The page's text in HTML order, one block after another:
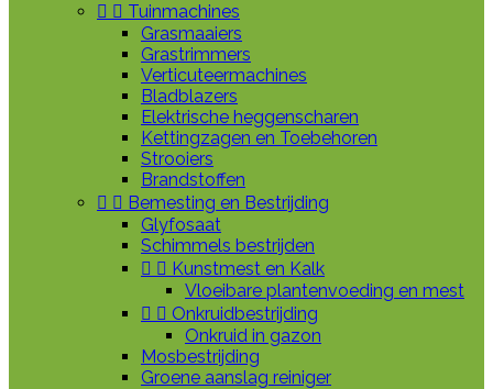
  Tuinmachines
Grasmaaiers
Grastrimmers
Verticuteermachines
Bladblazers
Elektrische heggenscharen
Kettingzagen en Toebehoren
Strooiers
Brandstoffen
  Bemesting en Bestrijding
Glyfosaat
Schimmels bestrijden
  Kunstmest en Kalk
Vloeibare plantenvoeding en mest
  Onkruidbestrijding
Onkruid in gazon
Mosbestrijding
Groene aanslag reiniger